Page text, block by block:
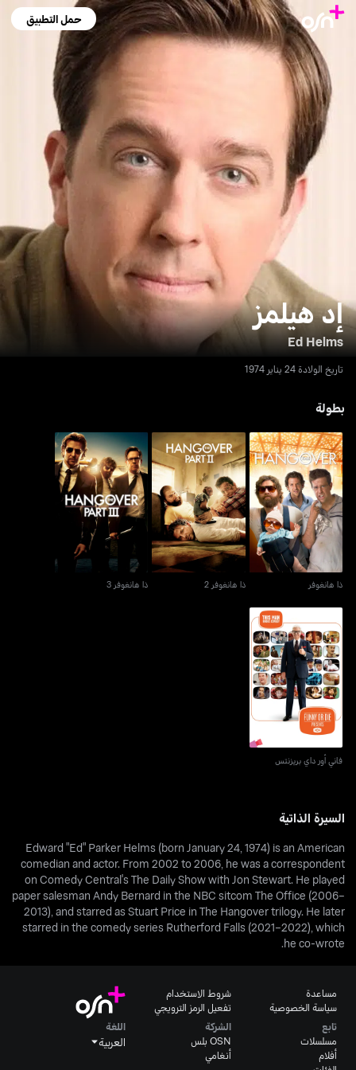
حمل التطبيق
إد هيلمز
Ed Helms
تاريخ الولادة 24 يناير 1974
بطولة
ذا هانغوفر
ذا هانغوفر
ذا هانغوفر 2
ذا هانغوفر 2
ذا هانغوفر 3
ذا هانغوفر 3
فاني أور داي بريزنتس
فاني أور داي بريزنتس
السيرة الذاتية
Edward "Ed" Parker Helms (born January 24, 1974) is an American
comedian and actor. From 2002 to 2006, he was a correspondent
on Comedy Central's The Daily Show with Jon Stewart. He played
paper salesman Andy Bernard in the NBC sitcom The Office (2006–
2013), and starred as Stuart Price in The Hangover trilogy. He later
starred in the comedy series Rutherford Falls (2021–2022), which
he co-wrote.
مساعدة
سياسة الخصوصية
شروط الاستخدام
تفعيل الرمز الترويجي
تابع
مسلسلات
أفلام
الشركة
OSN بلس
أنغامي
اللغة
العربية